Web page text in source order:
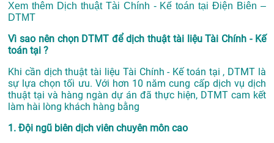
Xem thêm Dịch thuật Tài Chính - Kế toán tại Điện Biên –
DTMT
Vì sao nên chọn DTMT để dịch thuật tài liệu Tài Chính - Kế
toán tại ?
Khi cần dịch thuật tài liệu Tài Chính - Kế toán tại , DTMT là
sự lựa chọn tối ưu. Với hơn 10 năm cung cấp dịch vụ dịch
thuật tại và hàng ngàn dự án đã thực hiện, DTMT cam kết
làm hài lòng khách hàng bằng
1. Đội ngũ biên dịch viên chuyên môn cao